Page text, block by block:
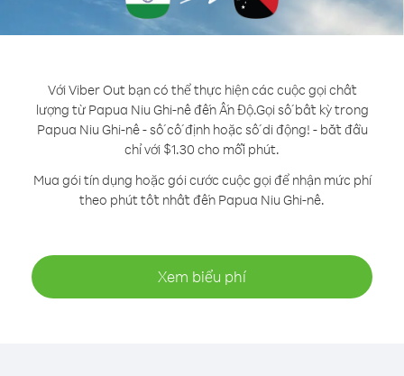
Với Viber Out bạn có thể thực hiện các cuộc gọi chất
lượng từ Papua Niu Ghi-nê đến Ấn Độ.Gọi số bất kỳ trong
Papua Niu Ghi-nê - số cố định hoặc số di động! - bắt đầu
chỉ với $1.30 cho mỗi phút.
Mua gói tín dụng hoặc gói cước cuộc gọi để nhận mức phí
theo phút tốt nhất đến Papua Niu Ghi-nê.
Xem biểu phí